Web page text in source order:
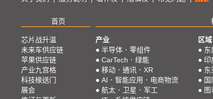
首页
芯片战升温
未来车供应链
苹果供应链
产业九宫格
科技椽送门
展会
产业
● 半导体．零组件
● CarTech．绿能
● 移动．通讯．XR
● AI．智能应用．电商物流
● 航太．卫星．军工
区域
● 东
● 印
● 东
● 国
● 图